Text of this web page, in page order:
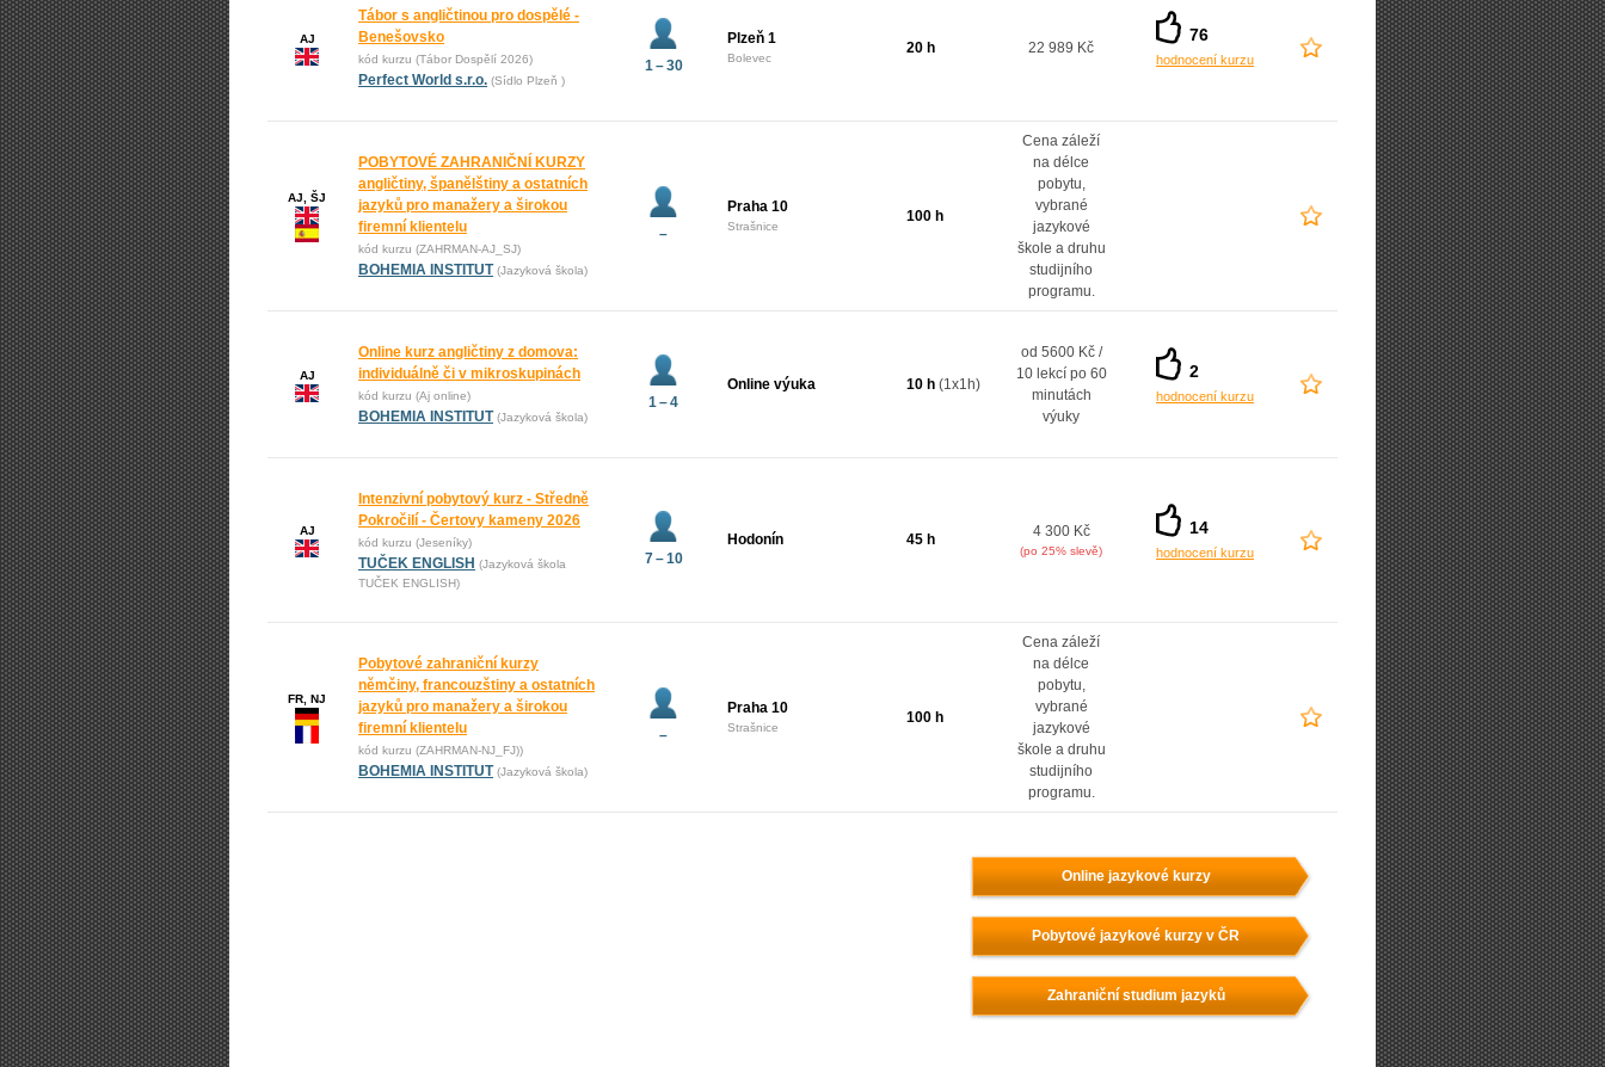
AJ
Tábor s angličtinou pro dospělé -
Benešovsko
kód kurzu (Tábor Dospělí 2026)
Perfect World s.r.o. (Sídlo Plzeň )
1 – 30
Plzeň 1
Bolevec
20 h 22 989 Kč
76
hodnocení kurzu
AJ, ŠJ
POBYTOVÉ ZAHRANIČNÍ KURZY
angličtiny, španělštiny a ostatních
jazyků pro manažery a širokou
firemní klientelu
kód kurzu (ZAHRMAN-AJ_SJ)
BOHEMIA INSTITUT (Jazyková škola)
–
Praha 10
Strašnice
100 h
Cena záleží
na délce
pobytu,
vybrané
jazykové
škole a druhu
studijního
programu.
AJ
Online kurz angličtiny z domova:
individuálně či v mikroskupinách
kód kurzu (Aj online)
BOHEMIA INSTITUT (Jazyková škola)
1 – 4
Online výuka 10 h (1x1h)
od 5600 Kč /
10 lekcí po 60
minutách
výuky
2
hodnocení kurzu
AJ
Intenzivní pobytový kurz - Středně
Pokročilí - Čertovy kameny 2026
kód kurzu (Jeseníky)
TUČEK ENGLISH (Jazyková škola
TUČEK ENGLISH)
7 – 10
Hodonín 45 h 4 300 Kč
(po 25% slevě)
14
hodnocení kurzu
FR, NJ
Pobytové zahraniční kurzy
němčiny, francouzštiny a ostatních
jazyků pro manažery a širokou
firemní klientelu
kód kurzu (ZAHRMAN-NJ_FJ))
BOHEMIA INSTITUT (Jazyková škola)
–
Praha 10
Strašnice
100 h
Cena záleží
na délce
pobytu,
vybrané
jazykové
škole a druhu
studijního
programu.
Online jazykové kurzy
Pobytové jazykové kurzy v ČR
Zahraniční studium jazyků